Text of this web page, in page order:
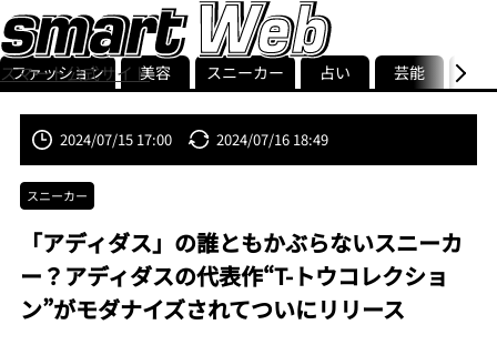
スマート公式サイト
smart最新号
記事一覧ランキング
ストリ
ファッション 美容 スニーカー 占い 芸能 グル
2024/07/15 17:00 2024/07/16 18:49
スニーカー
「アディダス」の誰ともかぶらないスニーカ
ー？アディダスの代表作“T-トウコレクショ
ン”がモダナイズされてついにリリース